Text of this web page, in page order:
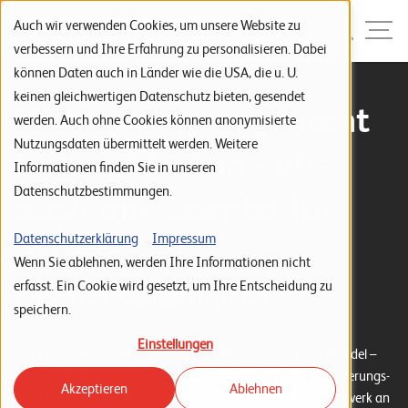
Auch wir verwenden Cookies, um unsere Website zu
verbessern und Ihre Erfahrung zu personalisieren. Dabei
können Daten auch in Länder wie die USA, die u. U.
keinen gleichwertigen Datenschutz bieten, gesendet
werden. Auch ohne Cookies können anonymisierte
Nutzungsdaten übermittelt werden. Weitere
Informationen finden Sie in unseren
Datenschutzbestimmungen.
Datenschutzerklärung
Impressum
Wenn Sie ablehnen, werden Ihre Informationen nicht
erfasst. Ein Cookie wird gesetzt, um Ihre Entscheidung zu
speichern.
Einstellungen
Akzeptieren Ablehnen
Zur Navigation
Zur Suche
Zum Inhalt
Menu
S
t
a
e
i
P
Vorlagenmanagement
für ein Startup - aber
auch ein Beispiel für
"Grosse"
Parato / SwissDigiNet
Das Unternehmen Parato begleitet KMU beim digitalen Wandel –
von der Strategie bis zur Umsetzung. Mit über 450 Digitalisierungs-
Experten bietet Parato ein grosses und sehr vielfältiges Netzwerk an